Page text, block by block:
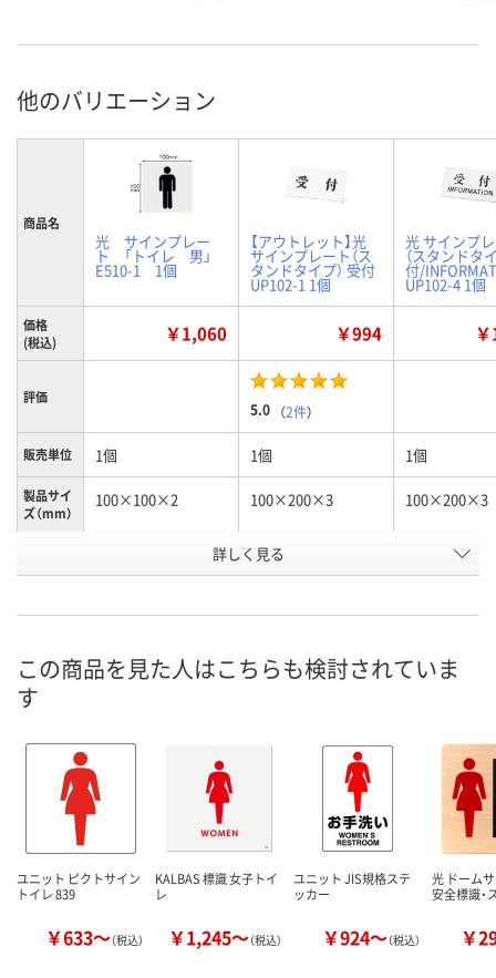
他のバリエーション
商品名
光 サインプレー
ト 「トイレ 男」
E510-1 1個
【アウトレット】光
サインプレート（ス
タンドタイプ） 受付
UP102-1 1個
光 サインプ
（スタンドタ
付/
UP102-4 1個
価格
(税込)
￥1,060 ￥994
評価
5.0 （2件）
販売単位 1個 1個 1個
製品サイ
ズ（mm）
100×100×2 100×200×3 100×200×3
スタンドタイプ 受
付
スタンドタ
付/
お申込番
在庫 6点 4点 あり
数量
カゴへ カ
詳しく見る
この商品を見た人はこちらも検討されていま
す
ユニット ピクトサイン
トイレ 839
￥633～（税込）
KALBAS 標識 女子トイ
レ
￥1,245～（税込）
ユニット JIS規格ステ
ッカー
￥924～（税込）
光 ドーム
安全標識・
￥